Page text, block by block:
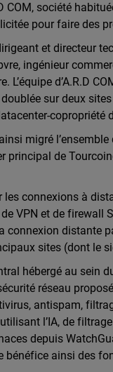
COM, société
pour faire des
et directeur
ingénieur
L’équipe d’A.R.D
sur deux
copropriété
migré
principal de
les connexions à
VPN et de firewall
connexion distante
sites (dont le
hébergé au sein
réseau
antispam,
l’IA, de
depuis
bénéfice ainsi des